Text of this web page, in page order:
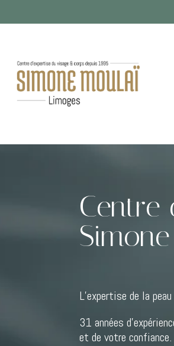
Centre
L’expertise de la
31 années
et de votre confiance.